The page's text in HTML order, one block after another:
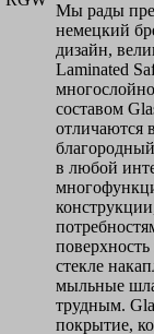
Мы рады
немецкий
дизайн,
Laminated
составом
отличаются
в любой
стекле
мыльные
трудным.
покрытие,